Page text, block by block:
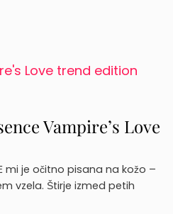
Vampire’s Love
mi je očitno pisana na kožo –
vzela. Štirje izmed petih